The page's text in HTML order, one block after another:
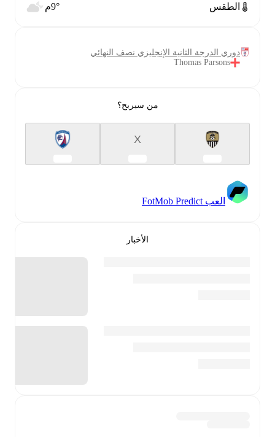
الطقس
دوري الدرجة الثانية الإنجليزي نصف النهائي
Thomas Parsons
من سيربح؟
العب FotMob Predict
الأخبار